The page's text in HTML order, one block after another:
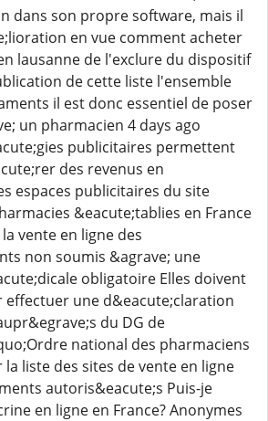
dans son propre software, mais il
en vue comment acheter
lausanne de l'exclure du dispositif
de cette liste l'ensemble
il est donc essentiel de poser
un pharmacien 4 days ago
publicitaires permettent
des revenus en
espaces publicitaires du site
&eacute;tablies en France
vente en ligne des
non soumis &agrave; une
obligatoire Elles doivent
effectuer une d&eacute;claration
du DG de
national des pharmaciens
liste des sites de vente en ligne
autoris&eacute;s Puis-je
en ligne en France? Anonymes